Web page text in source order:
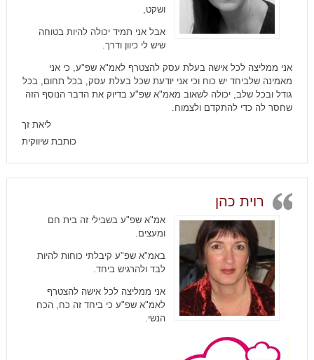
ושקט,
אבל אני תמיד יכולה להיות בטוחה
שיש לי כיוון ודרך.
אני ממליצה לכל אישה בעלת עסק להצטרף לאמ"א שפ"ע, כי אני
מאמינה שלביחד יש כוח וכי אני יודעת שכל בעלת עסק, בכל תחום, בכל
גודל ובכל שלב, יכולה לשאוב מאמ"א שפ"ע בדיוק את הדבר הנוסף הזה
שחסר לה כדי להתקדם ולצמוח.
ליאת זך
כותבת שיווקית
רוית כהן
אמ"א שפ"ע בשבילי זה בית חם
ומעצים.
באמ"א שפ"ע קיבלתי כוחות להיות
לבד ולהרגיש ביחד.
אני ממליצה לכל אישה להצטרף
לאמ"א שפ"ע כי ביחד זה כח, הכח
הנשי.